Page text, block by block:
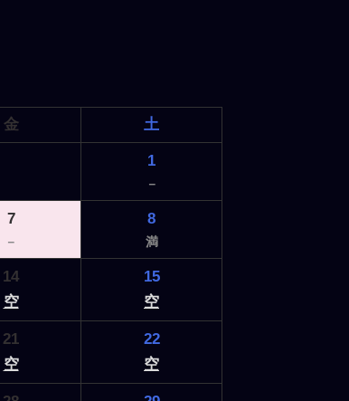
金 土
1
－
7
－
8
満
14
空
15
空
21
空
22
空